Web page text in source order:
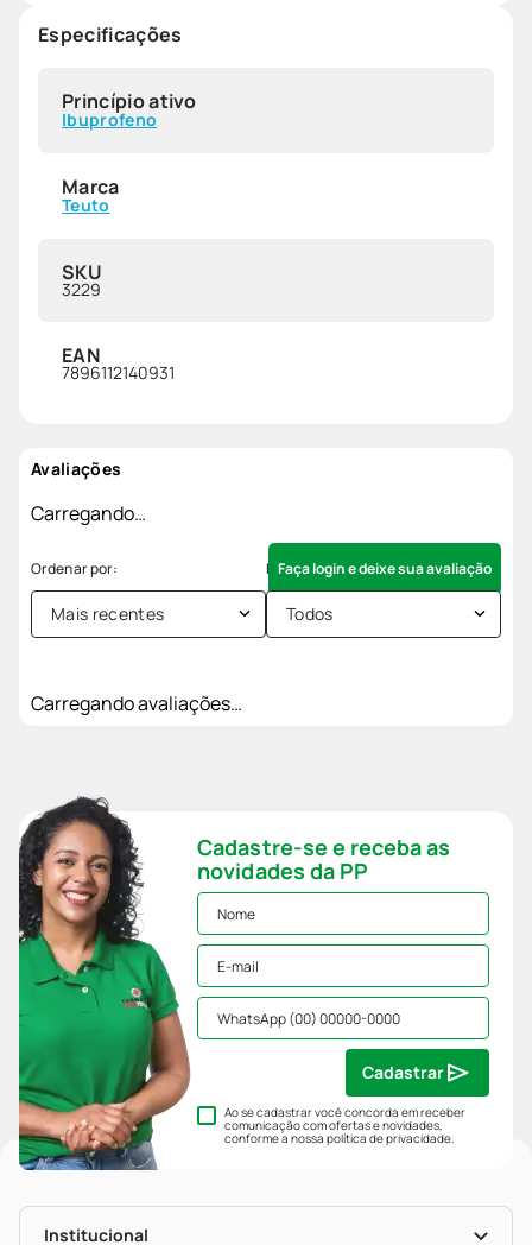
Especificações
Princípio ativo
Ibuprofeno
Marca
Teuto
SKU
3229
EAN
7896112140931
Avaliações
Carregando…
Faça login e deixe sua avaliação
Mais recentes Todos
Carregando avaliações…
Cadastre-se e receba as
novidades da PP
Ao se cadastrar você concorda em receber
comunicação com ofertas e novidades,
conforme a nossapolítica de privacidade.
Cadastrar
Institucional